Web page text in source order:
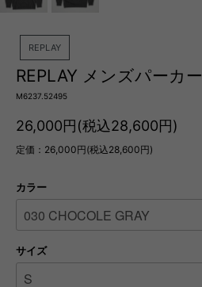
REPLAY
REPLAY メンズパーカー
M6237.52495
26,000円(税込28,600円)
定価：26,000円(税込28,600円)
カラー
サイズ